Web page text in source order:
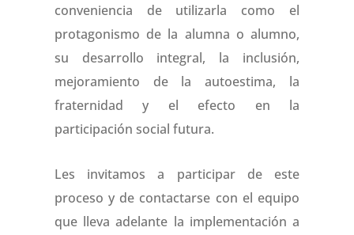
conveniencia de utilizarla como el
protagonismo de la alumna o alumno,
su desarrollo integral, la inclusión,
mejoramiento de la autoestima, la
fraternidad y el efecto en la
participación social futura.
Les invitamos a participar de este
proceso y de contactarse con el equipo
que lleva adelante la implementación a